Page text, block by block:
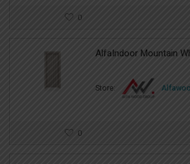
0
AlfaIndoor Mountain
Store:
0